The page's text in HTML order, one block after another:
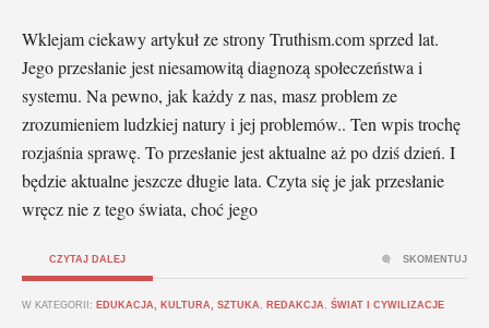
Wklejam ciekawy artykuł ze strony Truthism.com sprzed lat.
Jego przesłanie jest niesamowitą diagnozą społeczeństwa i
systemu. Na pewno, jak każdy z nas, masz problem ze
zrozumieniem ludzkiej natury i jej problemów.. Ten wpis trochę
rozjaśnia sprawę. To przesłanie jest aktualne aż po dziś dzień. I
będzie aktualne jeszcze długie lata. Czyta się je jak przesłanie
wręcz nie z tego świata, choć jego
CZYTAJ DALEJ
W KATEGORII: EDUKACJA, KULTURA, SZTUKA REDAKCJA ŚWIAT I CYWILIZACJE
SKOMENTUJ